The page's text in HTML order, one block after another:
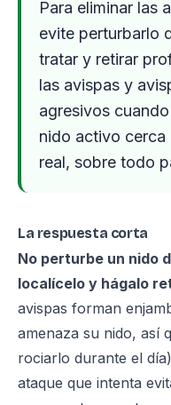
Para eliminar las
evite perturbarlo
tratar y retirar
las avispas y
agresivos
nido activo cerca
real, sobre todo
La respuesta corta
No perturbe un nido
localícelo y hágalo
avispas forman
amenaza su nido, así
rociarlo durante el
ataque que intenta